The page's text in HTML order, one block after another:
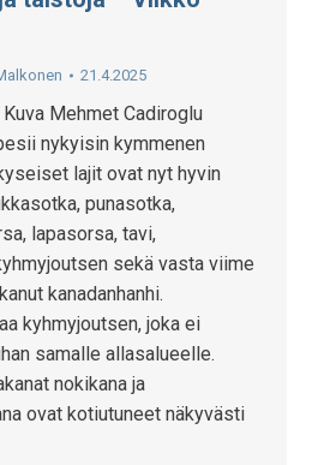
21.4.2025
Mehmet Cadiroglu
nykyisin kymmenen
lajit ovat nyt hyvin
punasotka,
lapasorsa, tavi,
sekä vasta viime
kanadanhanhi.
kyhmyjoutsen, joka ei
samalle allasalueelle.
nokikana ja
ovat kotiutuneet näkyvästi